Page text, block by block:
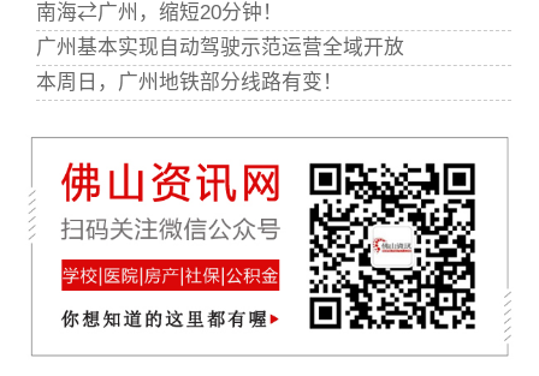
南海⇄广州，缩短20分钟！
广州基本实现自动驾驶示范运营全域开放
本周日，广州地铁部分线路有变！